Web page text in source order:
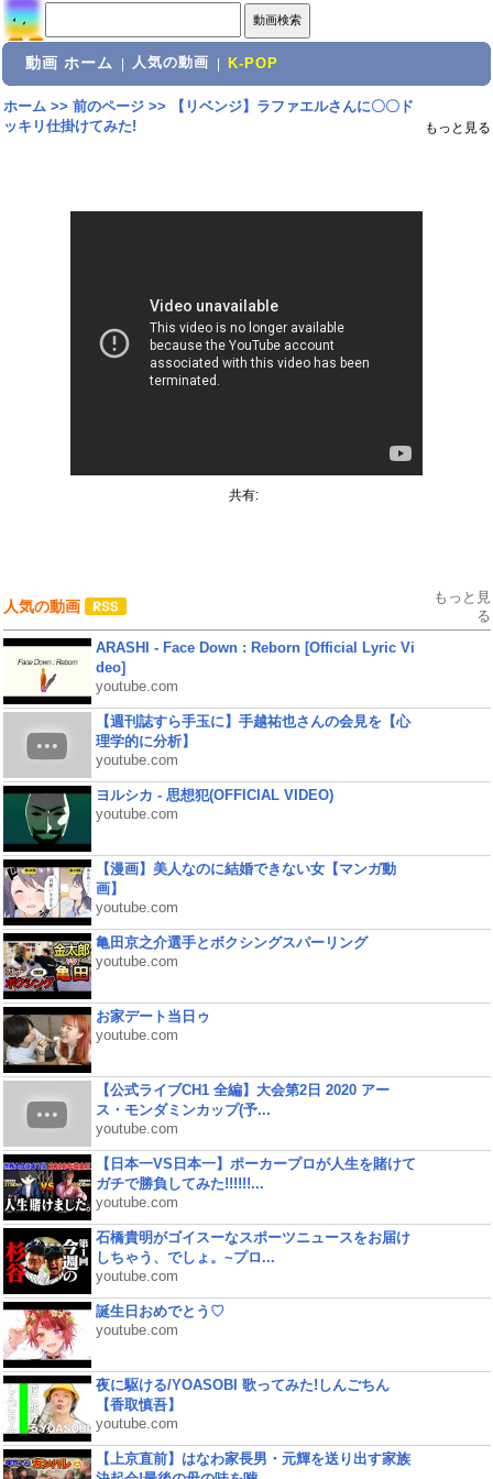
動画 ホーム 人気の動画 K-POP
ホーム>> 前のページ>>
【リベンジ】ラファエルさんに〇〇ド
ッキリ仕掛けてみた!
もっと見る
共有:
人気の動画
もっと見
る
ARASHI - Face Down : Reborn [Official Lyric Vi
deo]
youtube.com
【週刊誌すら手玉に】手越祐也さんの会見を【心
理学的に分析】
youtube.com
ヨルシカ - 思想犯(OFFICIAL VIDEO)
youtube.com
【漫画】美人なのに結婚できない女【マンガ動
画】
youtube.com
亀田京之介選手とボクシングスパーリング
youtube.com
お家デート当日ゥ
youtube.com
【公式ライブCH1 全編】大会第2日 2020 アー
ス・モンダミンカップ(予...
youtube.com
【日本一VS日本一】ポーカープロが人生を賭けて
ガチで勝負してみた!!!!!!...
youtube.com
石橋貴明がゴイスーなスポーツニュースをお届け
しちゃう、でしょ。~プロ...
youtube.com
誕生日おめでとう♡
youtube.com
夜に駆ける/YOASOBI 歌ってみた!しんごちん
【香取慎吾】
youtube.com
【上京直前】はなわ家長男・元輝を送り出す家族